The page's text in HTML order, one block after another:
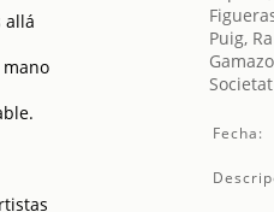
allá
Puig,
Fecha: